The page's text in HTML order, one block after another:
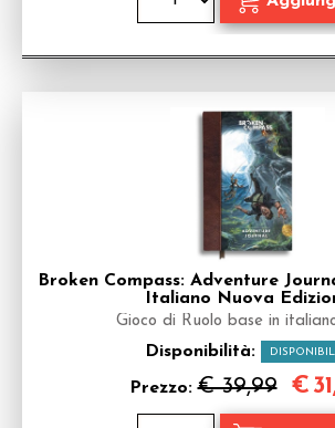
Broken Compass: Adventure
Italiano Nuova
Gioco di Ruolo base in
Disponibilità:
Prezzo:€ 39,99 €